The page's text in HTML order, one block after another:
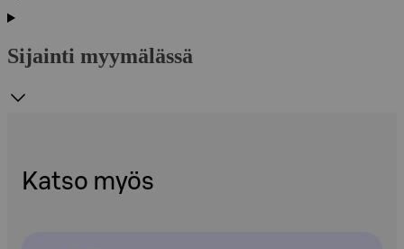
Sijainti myymälässä
Katso myös